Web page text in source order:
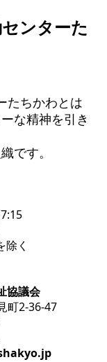
ンターた
たちかわとは
な精神を引き
です。
く
協議会
町2-36-47